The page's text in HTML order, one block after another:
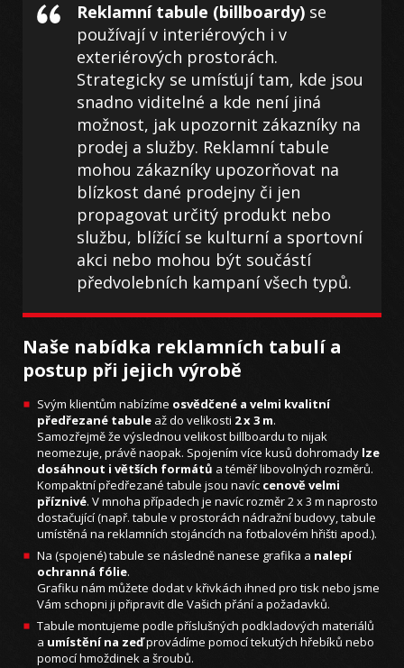
Reklamní tabule (billboardy) se
používají v interiérových i v
exteriérových prostorách.
Strategicky se umísťují tam, kde jsou
snadno viditelné a kde není jiná
možnost, jak upozornit zákazníky na
prodej a služby. Reklamní tabule
mohou zákazníky upozorňovat na
blízkost dané prodejny či jen
propagovat určitý produkt nebo
službu, blížící se kulturní a sportovní
akci nebo mohou být součástí
předvolebních kampaní všech typů.
Naše nabídka reklamních tabulí a
postup při jejich výrobě
Svým klientům nabízíme osvědčené a velmi kvalitní
předřezané tabule až do velikosti 2 x 3 m.
Samozřejmě že výslednou velikost billboardu to nijak
neomezuje, právě naopak. Spojením více kusů dohromady lze
dosáhnout i větších formátů a téměř libovolných rozměrů.
Kompaktní předřezané tabule jsou navíc cenově velmi
příznivé. V mnoha případech je navíc rozměr 2 x 3 m naprosto
dostačující (např. tabule v prostorách nádražní budovy, tabule
umístěná na reklamních stojáncích na fotbalovém hřišti apod.).
Na (spojené) tabule se následně nanese grafika a nalepí
ochranná fólie.
Grafiku nám můžete dodat v křivkách ihned pro tisk nebo jsme
Vám schopni ji připravit dle Vašich přání a požadavků.
Tabule montujeme podle příslušných podkladových materiálů
a umístění na zeďprovádíme pomocí tekutých hřebíků nebo
pomocí hmoždinek a šroubů.